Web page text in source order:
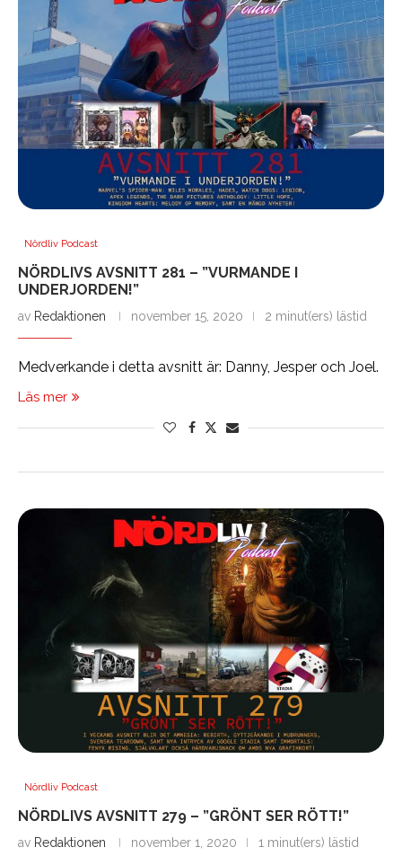
Nördliv Podcast
NÖRDLIVS AVSNITT 281 – ”VURMANDE I
UNDERJORDEN!”
av Redaktionen november 15, 2020 2 minut(ers) lästid
Medverkande i detta avsnitt är: Danny, Jesper och Joel.
Läs mer
Nördliv Podcast
NÖRDLIVS AVSNITT 279 – ”GRÖNT SER RÖTT!”
av Redaktionen november 1, 2020 1 minut(ers) lästid